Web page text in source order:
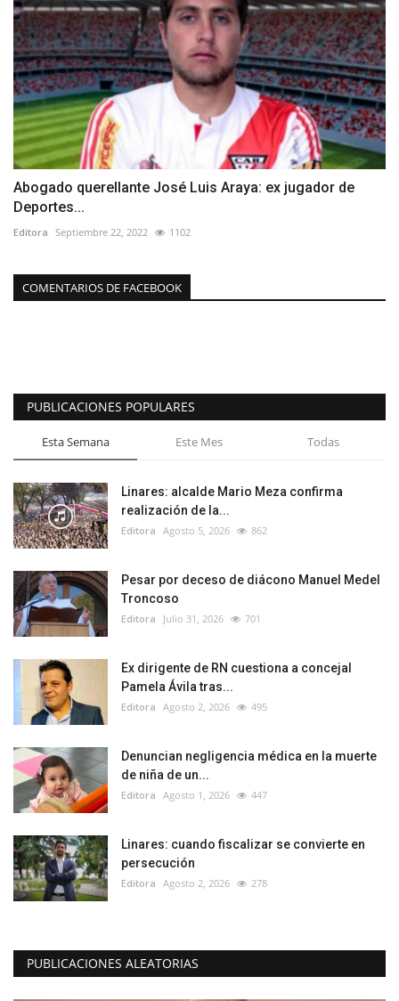
Abogado querellante José Luis Araya: ex jugador de
Deportes...
Editora Septiembre 22, 2022 1102
COMENTARIOS DE FACEBOOK
PUBLICACIONES POPULARES
Esta Semana Este Mes Todas
Linares: alcalde Mario Meza confirma
realización de la...
Editora Agosto 5, 2026 862
Pesar por deceso de diácono Manuel Medel
Troncoso
Editora Julio 31, 2026 701
Ex dirigente de RN cuestiona a concejal
Pamela Ávila tras...
Editora Agosto 2, 2026 495
Denuncian negligencia médica en la muerte
de niña de un...
Editora Agosto 1, 2026 447
Linares: cuando fiscalizar se convierte en
persecución
Editora Agosto 2, 2026 278
PUBLICACIONES ALEATORIAS